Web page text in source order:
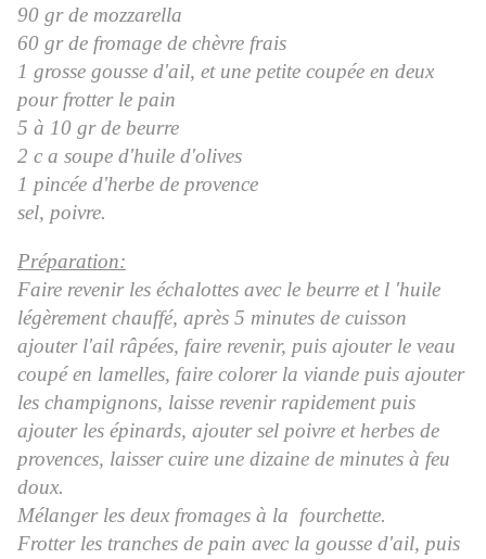
90 gr de mozzarella
60 gr de fromage de chèvre frais
1 grosse gousse d'ail, et une petite coupée en deux
pour frotter le pain
5 à 10 gr de beurre
2 c a soupe d'huile d'olives
1 pincée d'herbe de provence
sel, poivre.
Préparation:
Faire revenir les échalottes avec le beurre et l 'huile
légèrement chauffé, après 5 minutes de cuisson
ajouter l'ail râpées, faire revenir, puis ajouter le veau
coupé en lamelles, faire colorer la viande puis ajouter
les champignons, laisse revenir rapidement puis
ajouter les épinards, ajouter sel poivre et herbes de
provences, laisser cuire une dizaine de minutes à feu
doux.
Mélanger les deux fromages à la fourchette.
Frotter les tranches de pain avec la gousse d'ail, puis